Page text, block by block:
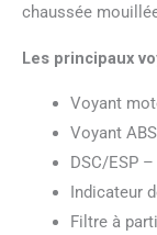
chaussée
Les principaux
Voyant
Voyant ABS
DSC/ESP
Indicateur
Filtre à